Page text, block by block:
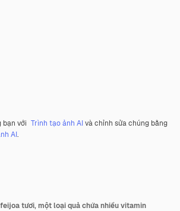
bạn với Trình tạo ảnh AIvà chỉnh sửa chúng bằng
AI.
tươi, một loại quả chứa nhiều vitamin